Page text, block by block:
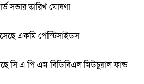
সভার তারিখ ঘোষণা
একমি পেস্টিসাইডস
সি এ পি এম বিডিবিএল মিউচুয়াল ফান্ড